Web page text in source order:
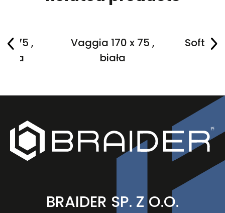
x 75 ,
Vaggia 170 x 75 ,
biała
Softia
BRAIDER SP. Z O.O.